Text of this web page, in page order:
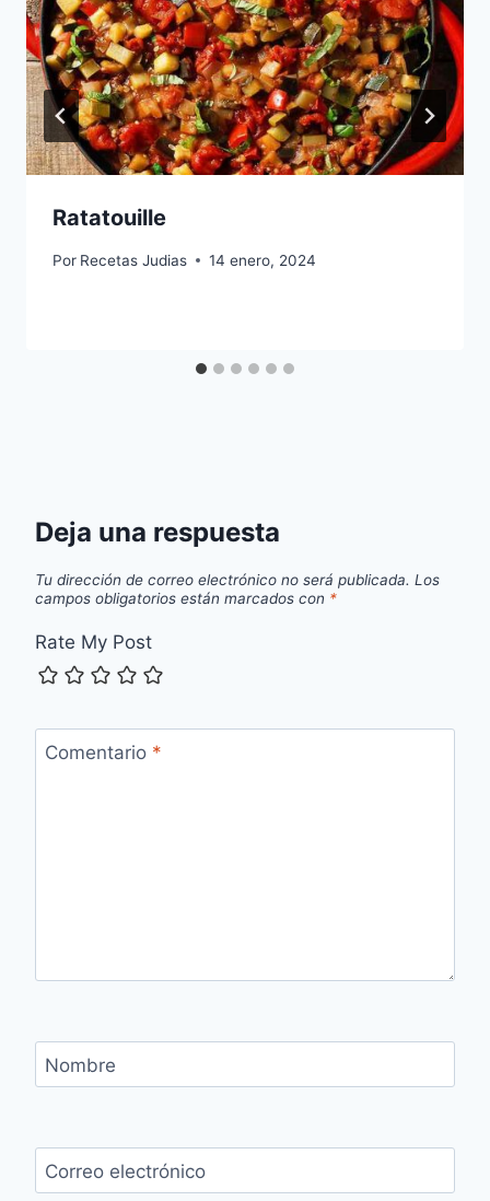
Ratatouille
Por Recetas Judias 14 enero, 2024
Deja una respuesta
Tu dirección de correo electrónico no será publicada. Los
campos obligatorios están marcados con *
Rate My Post
Comentario *
Nombre
Correo electrónico